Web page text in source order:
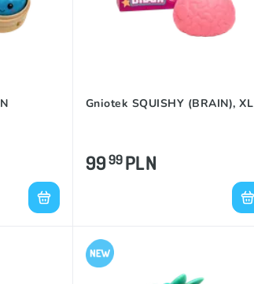
Gniotek SQUISHY (BRAIN), XL
9999PLN